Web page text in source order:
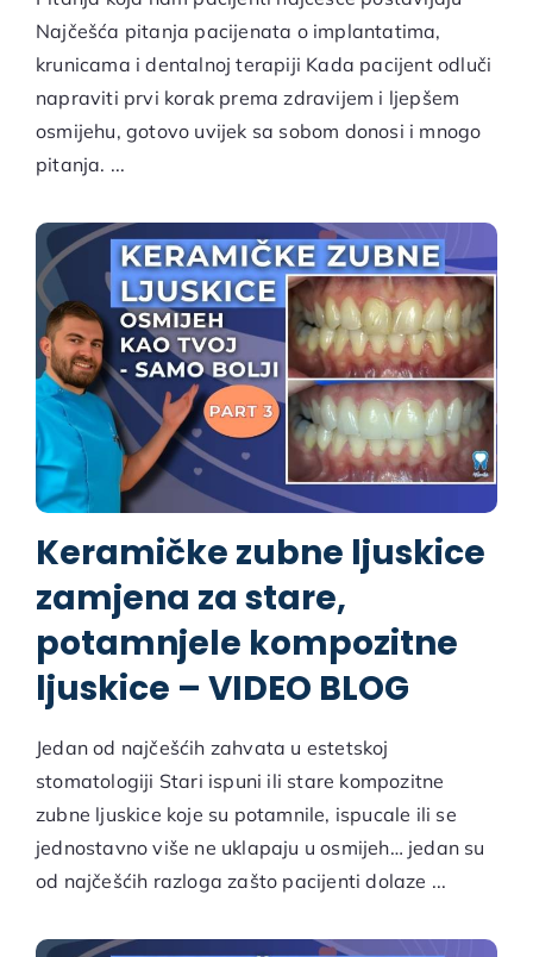
Najčešća pitanja pacijenata o implantatima,
krunicama i dentalnoj terapiji Kada pacijent odluči
napraviti prvi korak prema zdravijem i ljepšem
osmijehu, gotovo uvijek sa sobom donosi i mnogo
pitanja. ...
Keramičke zubne ljuskice
zamjena za stare,
potamnjele kompozitne
ljuskice – VIDEO BLOG
Jedan od najčešćih zahvata u estetskoj
stomatologiji Stari ispuni ili stare kompozitne
zubne ljuskice koje su potamnile, ispucale ili se
jednostavno više ne uklapaju u osmijeh… jedan su
od najčešćih razloga zašto pacijenti dolaze ...